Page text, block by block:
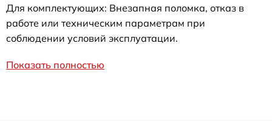
Для комплектующих: Внезапная поломка, отказ в
работе или техническим параметрам при
соблюдении условий эксплуатации.
Показать полностью